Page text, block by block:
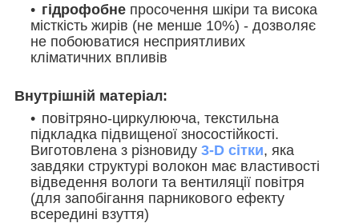
гідрофобне просочення шкіри та висока
місткість жирів (не менше 10%) - дозволяє
не побоюватися несприятливих
кліматичних впливів
Внутрішній матеріал:
повітряно-циркулююча, текстильна
підкладка підвищеної зносостійкості.
Виготовлена з різновиду 3-D сітки, яка
завдяки структурі волокон має властивості
відведення вологи та вентиляції повітря
(для запобігання парникового ефекту
всередині взуття)